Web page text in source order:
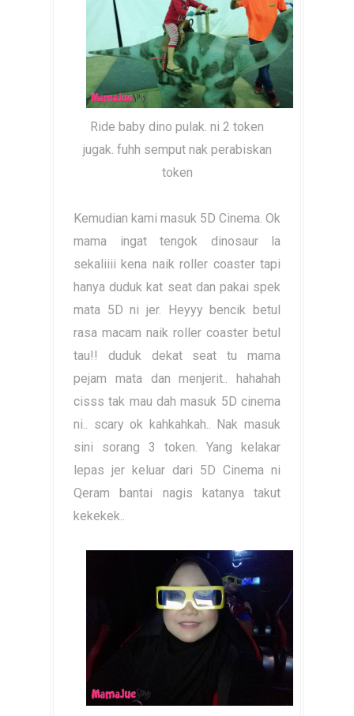
Ride baby dino pulak. ni 2 token
jugak. fuhh semput nak perabiskan
token
Kemudian kami masuk 5D Cinema. Ok
mama ingat tengok dinosaur la
sekaliiii kena naik roller coaster tapi
hanya duduk kat seat dan pakai spek
mata 5D ni jer. Heyyy bencik betul
rasa macam naik roller coaster betul
tau!! duduk dekat seat tu mama
pejam mata dan menjerit.. hahahah
cisss tak mau dah masuk 5D cinema
ni.. scary ok kahkahkah.. Nak masuk
sini sorang 3 token. Yang kelakar
lepas jer keluar dari 5D Cinema ni
Qeram bantai nagis katanya takut
kekekek..